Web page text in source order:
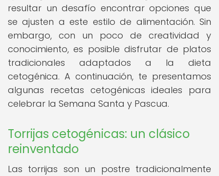
resultar un desafío encontrar opciones que
se ajusten a este estilo de alimentación. Sin
embargo, con un poco de creatividad y
conocimiento, es posible disfrutar de platos
tradicionales adaptados a la dieta
cetogénica. A continuación, te presentamos
algunas recetas cetogénicas ideales para
celebrar la Semana Santa y Pascua.
Torrijas cetogénicas: un clásico
reinventado
Las torrijas son un postre tradicionalmente